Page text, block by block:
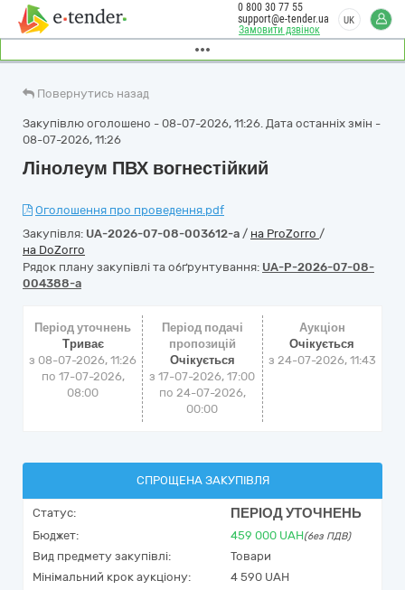
Замовити дзвінок
0 800 30 77 55
support@e-tender.ua
UK
Повернутись назад
Закупівлю оголошено - 08-07-2026, 11:26. Дата останніх змін -
08-07-2026, 11:26
Лінолеум ПВХ вогнестійкий
Оголошення про проведення.pdf
Закупівля: UA-2026-07-08-003612-a / на ProZorro /
на DoZorro
Рядок плану закупівлі та обґрунтування: UA-P-2026-07-08-
004388-a
Період уточнень
Триває
з 08-07-2026, 11:26
по 17-07-2026,
08:00
Період подачі
пропозицій
Очікується
з 17-07-2026, 17:00
по 24-07-2026,
00:00
Аукціон
Очікується
з 24-07-2026, 11:43
СПРОЩЕНА ЗАКУПІВЛЯ
Статус: ПЕРІОД УТОЧНЕНЬ
Бюджет: 459 000 UAH(без ПДВ)
Вид предмету закупівлі:
Товари
Мінімальний крок аукціону:
4 590 UAH